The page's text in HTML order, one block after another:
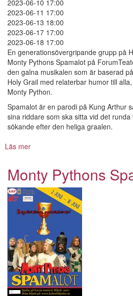
2023-06-10 17:00
2023-06-11 17:00
2023-06-13 18:00
2023-06-17 17:00
2023-06-18 17:00
En generationsövergripande grupp på
Monty Pythons Spamalot på
den galna musikalen som är baserad
Holy Grail med relaterbar humor till
Monty Python.
Spamalot är en parodi på Kung Arthur
sina riddare som ska sitta vid det
sökande efter den heliga graalen.
Läs mer
Spamalot
Monty Pythons